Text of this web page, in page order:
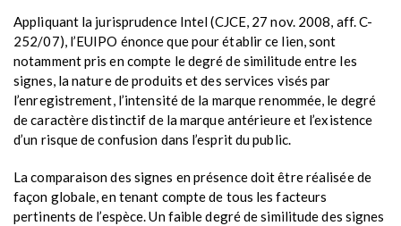
Appliquant la jurisprudence Intel (CJCE, 27 nov. 2008, aff. C-
252/07), l’EUIPO énonce que pour établir ce lien, sont
notamment pris en compte le degré de similitude entre les
signes, la nature de produits et des services visés par
l’enregistrement, l’intensité de la marque renommée, le degré
de caractère distinctif de la marque antérieure et l’existence
d’un risque de confusion dans l’esprit du public.
La comparaison des signes en présence doit être réalisée de
façon globale, en tenant compte de tous les facteurs
pertinents de l’espèce. Un faible degré de similitude des signes